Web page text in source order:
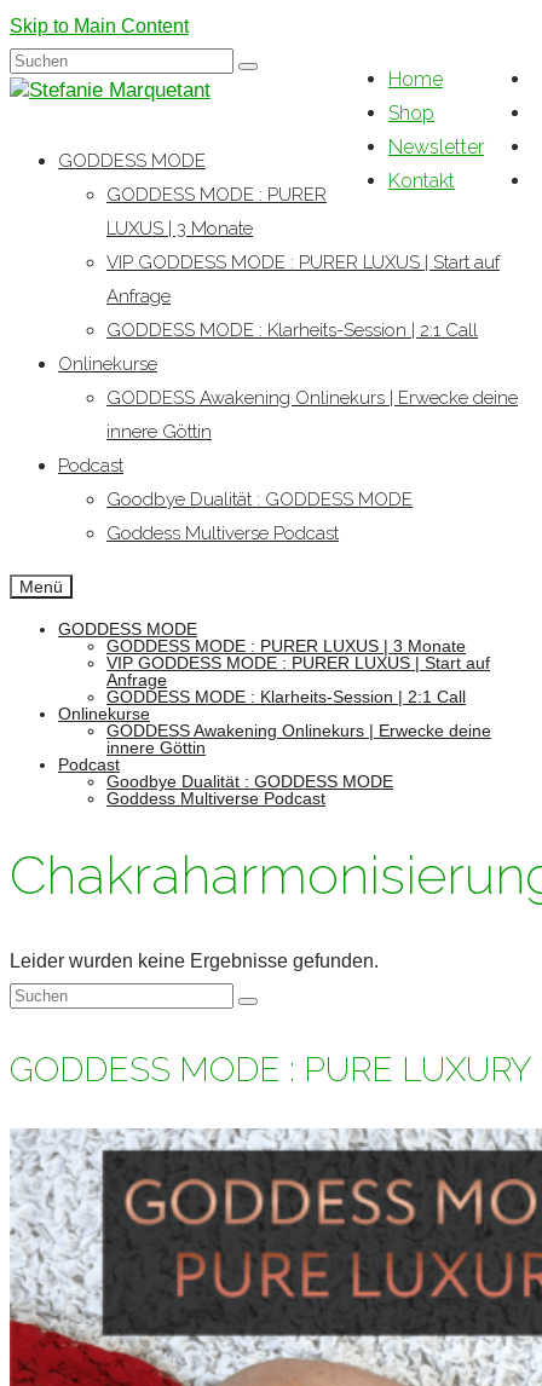
Skip to Main Content
Home
Shop
Newsletter
Kontakt
Suchen
nach:
GODDESS MODE
GODDESS MODE : PURER
LUXUS | 3 Monate
VIP GODDESS MODE : PURER LUXUS | Start auf
Anfrage
GODDESS MODE : Klarheits-Session | 2:1 Call
Onlinekurse
GODDESS Awakening Onlinekurs | Erwecke deine
innere Göttin
Podcast
Goodbye Dualität : GODDESS MODE
Goddess Multiverse Podcast
Menü
GODDESS MODE
GODDESS MODE : PURER LUXUS | 3 Monate
VIP GODDESS MODE : PURER LUXUS | Start auf
Anfrage
GODDESS MODE : Klarheits-Session | 2:1 Call
Onlinekurse
GODDESS Awakening Onlinekurs | Erwecke deine
innere Göttin
Podcast
Goodbye Dualität : GODDESS MODE
Goddess Multiverse Podcast
Leider wurden keine Ergebnisse gefunden.
Suchen
GODDESS MODE : PURE LUXURY